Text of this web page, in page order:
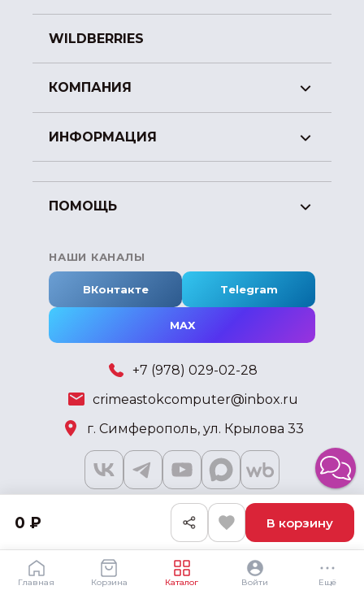
Главная Корзина Каталог Войти Ещё
0 ₽ В корзину
WILDBERRIES
КОМПАНИЯ
ИНФОРМАЦИЯ
ПОМОЩЬ
НАШИ КАНАЛЫ
ВКонтакте Telegram
MAX
+7 (978) 029-02-28
crimeastokcomputer@inbox.ru
г. Симферополь, ул. Крылова 33
2018 - 2026 © KSKSHOP.RU